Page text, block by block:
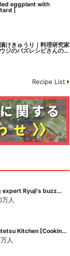
eggplant with
|
けきゅうり｜料理研究家
ジのバズレシピさんのレ
き起こし
Recipe List
expert Ryuji's buzz
人
Kitchen [Cooking
Kentetsu official
人